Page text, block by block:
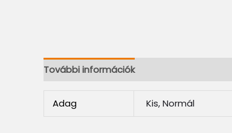
További információk
Adag Kis, Normál